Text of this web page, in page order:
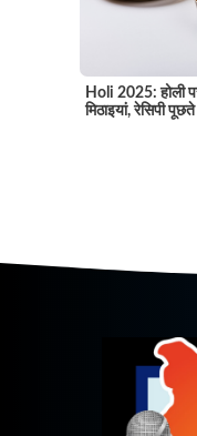
Holi 2025: होली
मिठाइयां, रेसिपी